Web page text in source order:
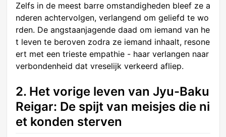
Zelfs in de meest barre omstandigheden bleef ze a
nderen achtervolgen, verlangend om geliefd te wo
rden. De angstaanjagende daad om iemand van he
t leven te beroven zodra ze iemand inhaalt, resone
ert met een trieste empathie - haar verlangen naar
verbondenheid dat vreselijk verkeerd afliep.
2. Het vorige leven van Jyu-Baku
Reigar: De spijt van meisjes die ni
et konden sterven